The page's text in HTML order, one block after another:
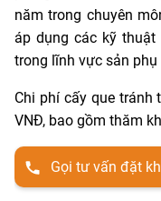
năm trong chuyên
áp dụng các kỹ
trong lĩnh vực sản phụ
Chi phí cấy que tránh
VNĐ, bao gồm thăm
Gọi tư vấn đặt